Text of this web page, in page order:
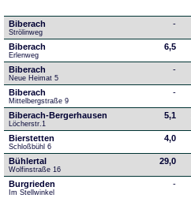
Biberach
Strölinweg
-
Biberach
Erlenweg
6,5
Biberach
Neue Heimat 5
-
Biberach
Mittelbergstraße 9
-
Biberach-Bergerhausen
Löcherstr.1
5,1
Bierstetten
Schloßbühl 6
4,0
Bühlertal
Wolfinstraße 16
29,0
Burgrieden
Im Stellwinkel
-